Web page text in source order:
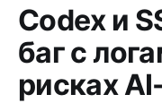
Codex и
баг с
рисках